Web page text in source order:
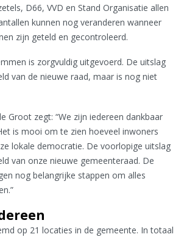
D66, VVD en Stand Organisatie allen
kunnen nog veranderen wanneer
zijn geteld en gecontroleerd.
is zorgvuldig uitgevoerd. De uitslag
van de nieuwe raad, maar is nog niet
Groot zegt: “We zijn iedereen dankbaar
is mooi om te zien hoeveel inwoners
lokale democratie. De voorlopige uitslag
van onze nieuwe gemeenteraad. De
nog belangrijke stappen om alles
op 21 locaties in de gemeente. In totaal